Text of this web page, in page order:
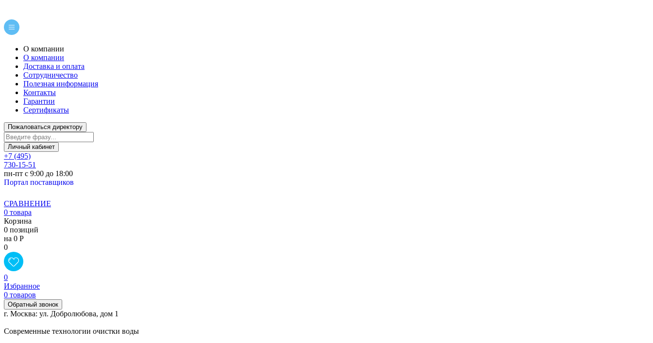
О компании
О компании
Доставка и оплата
Сотрудничество
Полезная информация
Контакты
Гарантии
Сертификаты
Пожаловаться директору
Личный кабинет
+7 (495)
730-15-51
пн-пт с 9:00 до 18:00
Портал поставщиков
СРАВНЕНИЕ
0 товара
Корзина
0 позиций
на 0 Р
0
0
Избранное
0 товаров
Обратный звонок
г. Москва: ул. Добролюбова, дом 1
Современные технологии очистки воды